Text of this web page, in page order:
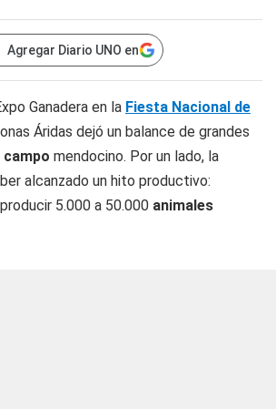
Agregar Diario UNO en
Ganadera en la Fiesta Nacional de
Áridas dejó un balance de grandes
campo mendocino. Por un lado, la
alcanzado un hito productivo:
5.000 a 50.000 animales